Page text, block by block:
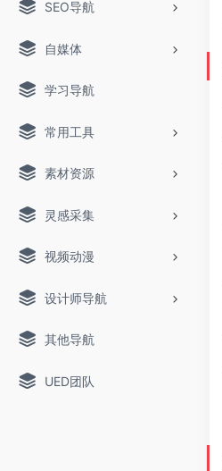
SEO导航
自媒体
学习导航
常用工具
素材资源
灵感采集
视频动漫
设计师导航
其他导航
UED团队